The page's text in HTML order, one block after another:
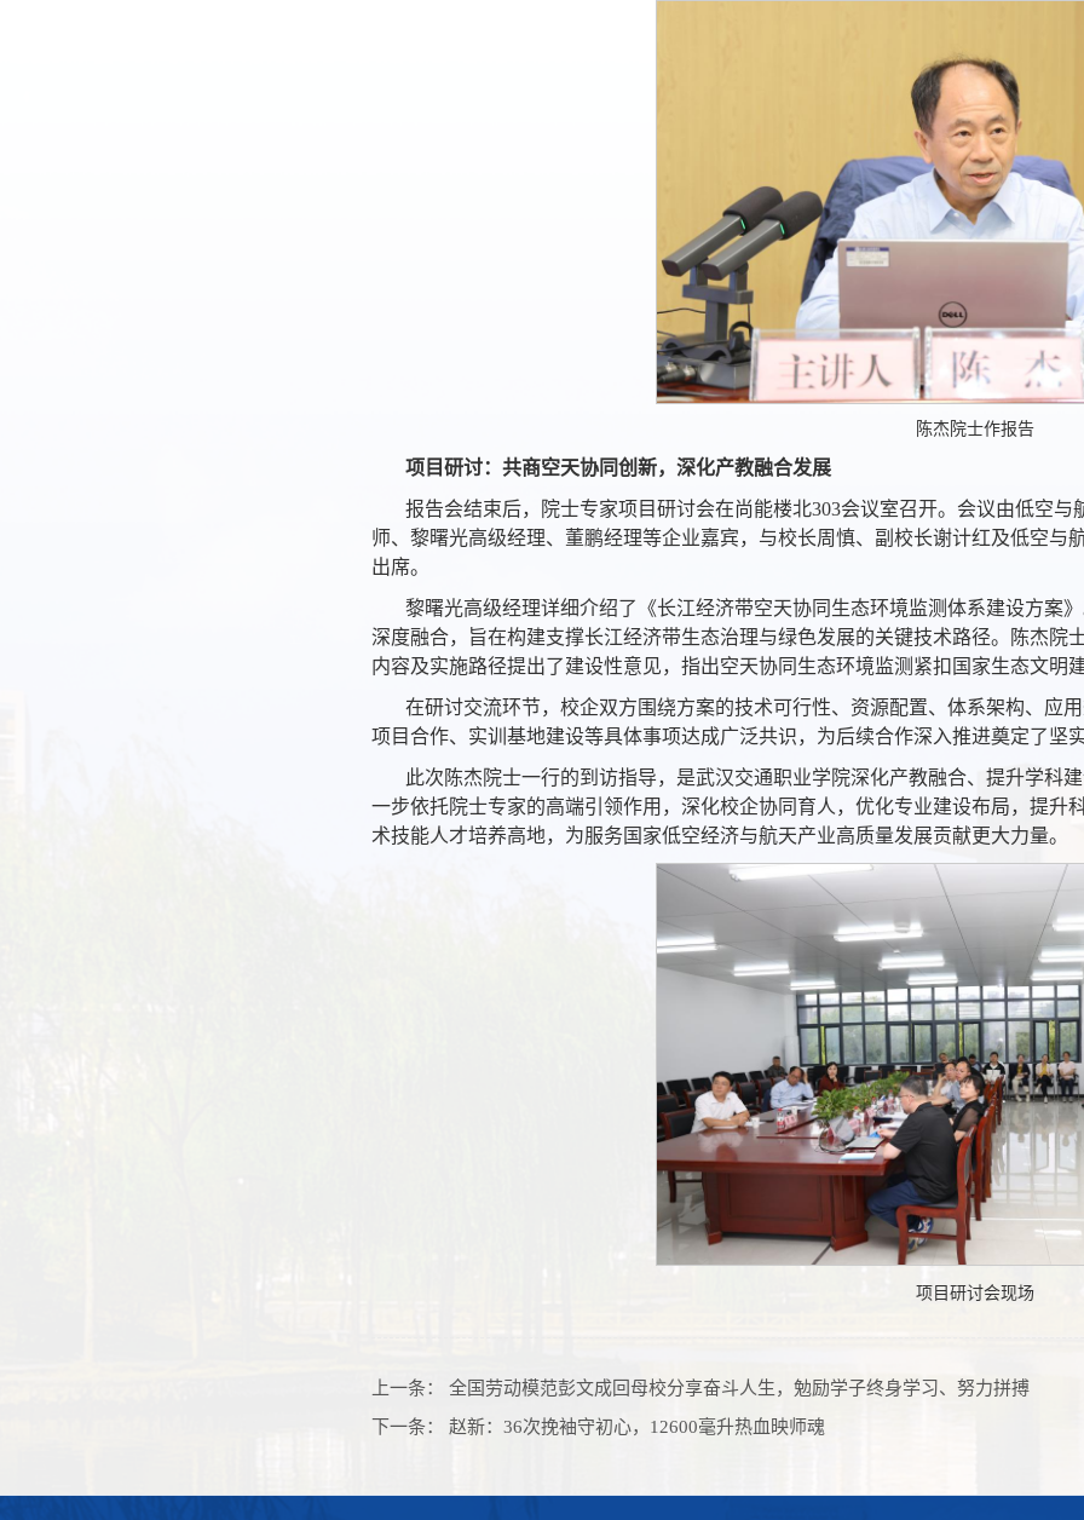
陈杰院士作报告
项目研讨：共商空天协同创新，深化产教融合发展
报告会结束后，院士专家项目研讨会在尚能楼北303会议室召开。会议由低空
师、黎曙光高级经理、董鹏经理等企业嘉宾，与校长周慎、副校长谢计红及低空与
出席。
黎曙光高级经理详细介绍了《长江经济带空天协同生态环境监测体系建设方案
深度融合，旨在构建支撑长江经济带生态治理与绿色发展的关键技术路径。陈杰院
内容及实施路径提出了建设性意见，指出空天协同生态环境监测紧扣国家生态文明
在研讨交流环节，校企双方围绕方案的技术可行性、资源配置、体系架构、应
项目合作、实训基地建设等具体事项达成广泛共识，为后续合作深入推进奠定了坚
此次陈杰院士一行的到访指导，是武汉交通职业学院深化产教融合、提升学科
一步依托院士专家的高端引领作用，深化校企协同育人，优化专业建设布局，提升
术技能人才培养高地，为服务国家低空经济与航天产业高质量发展贡献更大力量。
项目研讨会现场
上一条： 全国劳动模范彭文成回母校分享奋斗人生，勉励学子终身学习、努力拼搏
下一条： 赵新：36次挽袖守初心，12600毫升热血映师魂